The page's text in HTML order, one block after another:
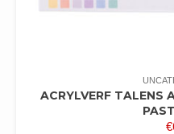
ACRYLVERF TALENS
€